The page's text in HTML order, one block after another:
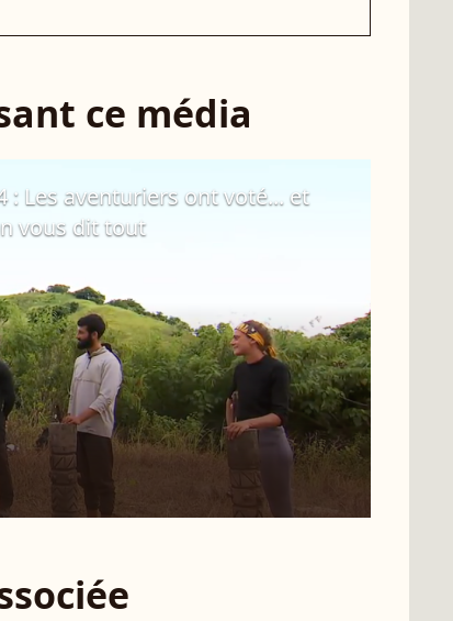
ce média
: Les aventuriers ont voté... et
vous dit tout